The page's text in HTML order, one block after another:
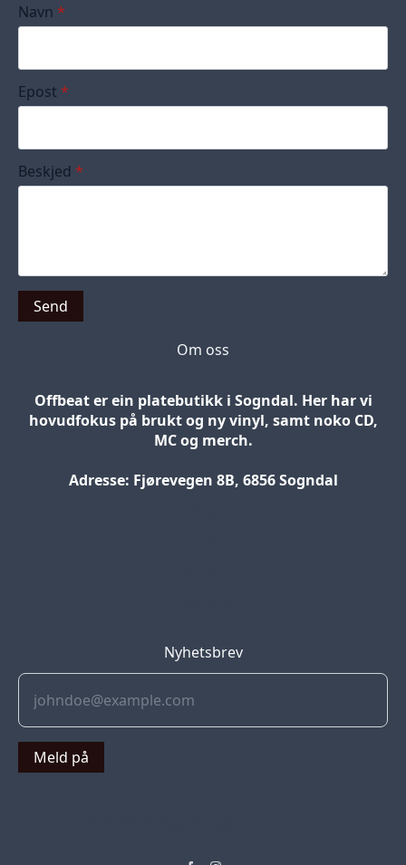
Navn *
Epost *
Beskjed *
Send
Om oss
Offbeat er ein platebutikk i Sogndal. Her har vi
hovudfokus på brukt og ny vinyl, samt noko CD,
MC og merch.
Adresse: Fjørevegen 8B, 6856 Sogndal
Nyhetsbrev
Meld på